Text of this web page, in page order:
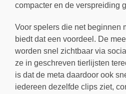
compacter en de verspreiding
Voor spelers die net beginnen
biedt dat een voordeel. De
worden snel zichtbaar via
ze in geschreven tierlijsten
is dat de meta daardoor ook
iedereen dezelfde clips ziet,